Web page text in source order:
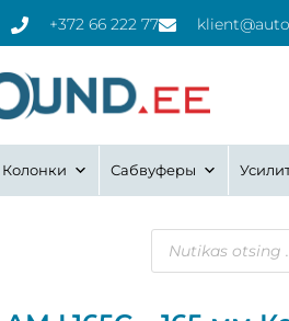
+372 66 222 77
Колонки Сабвуферы
Поиск
товаров